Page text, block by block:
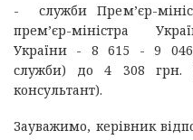
- служби Прем’єр-
прем’єр-міністра
України - 8 615 - 9 046
служби) до 4 308 грн.
консультант).
Зауважимо, керівник